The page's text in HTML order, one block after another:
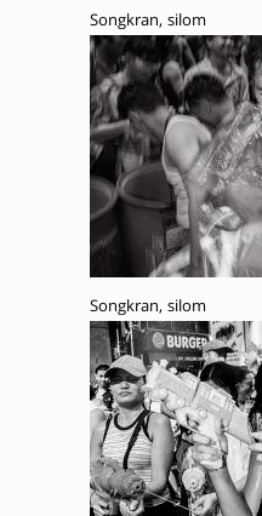
Songkran, silom
Songkran, silom